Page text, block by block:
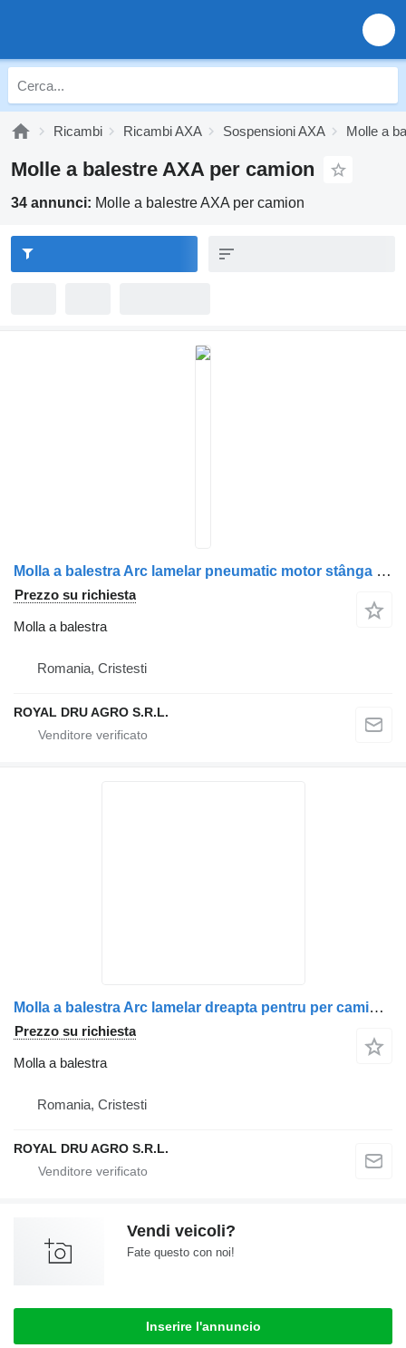
Ricambi Ricambi AXA Sospensioni AXA Molle a
Molle a balestre AXA per camion
34 annunci: Molle a balestre AXA per camion
Molla a balestra Arc lamelar pneumatic motor stânga Volvo 20725283 22477207 23317 per camion AXA Modele Volvo
Prezzo su richiesta
Molla a balestra
Romania, Cristesti
ROYAL DRU AGRO S.R.L.
Molla a balestra Arc lamelar dreapta pentru per camion AXA motrică MAN 81434006993 / 81434026533
Prezzo su richiesta
Molla a balestra
Romania, Cristesti
ROYAL DRU AGRO S.R.L.
Vendi veicoli?
Fate questo con noi!
Inserire l'annuncio